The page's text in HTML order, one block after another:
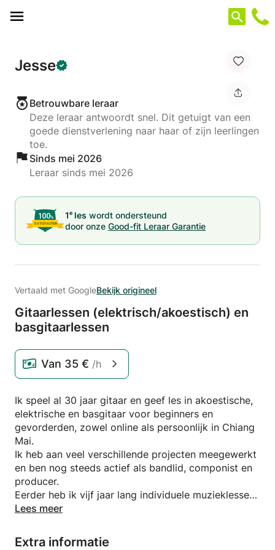
Jesse
Betrouwbare leraar
Deze leraar antwoordt snel. Dit getuigt van een
goede dienstverlening naar haar of zijn leerlingen
toe.
Sinds mei 2026
Leraar sinds mei 2026
1e les wordt ondersteund
door onze Good-fit Leraar Garantie
Vertaald met GoogleBekijk origineel
Gitaarlessen (elektrisch/akoestisch) en
basgitaarlessen
Van 35 € /h
Ik speel al 30 jaar gitaar en geef les in akoestische,
elektrische en basgitaar voor beginners en
gevorderden, zowel online als persoonlijk in Chiang
Mai.
Ik heb aan veel verschillende projecten meegewerkt
en ben nog steeds actief als bandlid, componist en
producer.
Eerder heb ik vijf jaar lang individuele muzieklessen
gegeven aan een particuliere muziekschool in
Ik kan met vrijwel elke stijl werken — rock, blues,
Lees meer
Extra informatie